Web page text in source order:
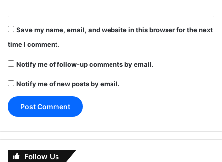
Save my name, email, and website in this browser for the next
time I comment.
Notify me of follow-up comments by email.
Notify me of new posts by email.
Follow Us